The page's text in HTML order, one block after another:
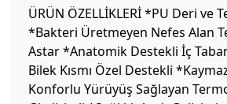
ÜRÜN ÖZELLİKLERİ *PU Deri ve
*Bakteri Üretmeyen Nefes Alan
Astar *Anatomik Destekli İç
Bilek Kısmı Özel Destekli
Konforlu Yürüyüş Sağlayan